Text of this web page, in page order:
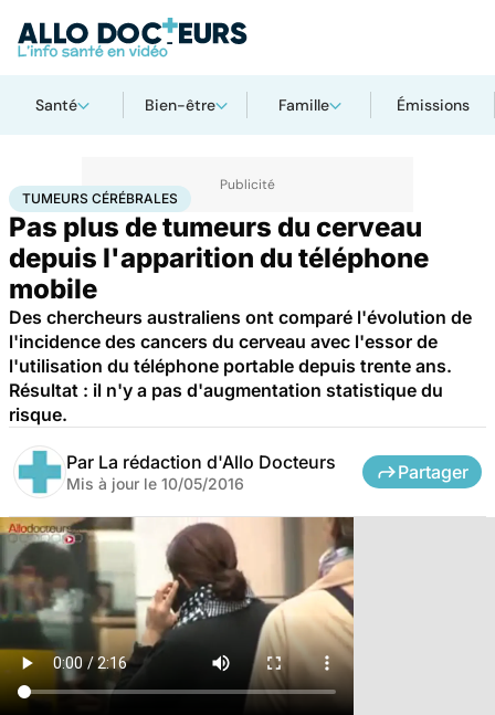
Santé Bien-être Famille Émissions
AccueilSantéTumeurs cérébrales
TUMEURS CÉRÉBRALES
Pas plus de tumeurs du cerveau
depuis l'apparition du téléphone
mobile
Des chercheurs australiens ont comparé l'évolution de
l'incidence des cancers du cerveau avec l'essor de
l'utilisation du téléphone portable depuis trente ans.
Résultat : il n'y a pas d'augmentation statistique du
risque.
Par La rédaction d'Allo Docteurs
Mis à jour le 10/05/2016
Partager